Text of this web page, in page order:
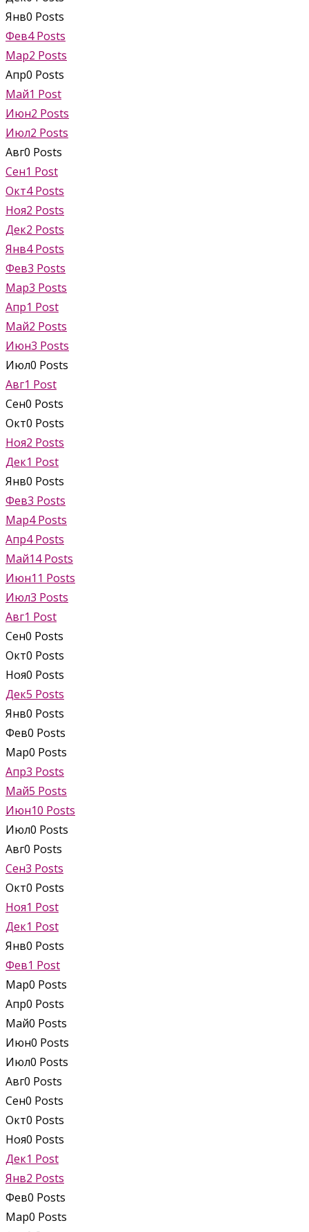
Янв0 Posts
Фев4 Posts
Мар2 Posts
Апр0 Posts
Май1 Post
Июн2 Posts
Июл2 Posts
Авг0 Posts
Сен1 Post
Окт4 Posts
Ноя2 Posts
Дек2 Posts
Янв4 Posts
Фев3 Posts
Мар3 Posts
Апр1 Post
Май2 Posts
Июн3 Posts
Июл0 Posts
Авг1 Post
Сен0 Posts
Окт0 Posts
Ноя2 Posts
Дек1 Post
Янв0 Posts
Фев3 Posts
Мар4 Posts
Апр4 Posts
Май14 Posts
Июн11 Posts
Июл3 Posts
Авг1 Post
Сен0 Posts
Окт0 Posts
Ноя0 Posts
Дек5 Posts
Янв0 Posts
Фев0 Posts
Мар0 Posts
Апр3 Posts
Май5 Posts
Июн10 Posts
Июл0 Posts
Авг0 Posts
Сен3 Posts
Окт0 Posts
Ноя1 Post
Дек1 Post
Янв0 Posts
Фев1 Post
Мар0 Posts
Апр0 Posts
Май0 Posts
Июн0 Posts
Июл0 Posts
Авг0 Posts
Сен0 Posts
Окт0 Posts
Ноя0 Posts
Дек1 Post
Янв2 Posts
Фев0 Posts
Мар0 Posts